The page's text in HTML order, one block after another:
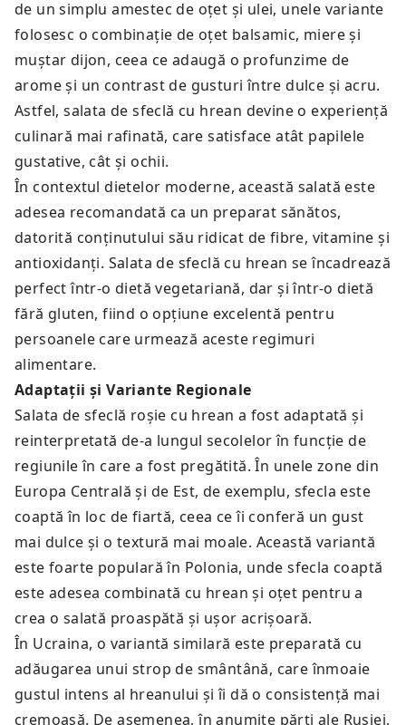
de un simplu amestec de oțet și ulei, unele variante
folosesc o combinație de oțet balsamic, miere și
muștar dijon, ceea ce adaugă o profunzime de
arome și un contrast de gusturi între dulce și acru.
Astfel, salata de sfeclă cu hrean devine o experiență
culinară mai rafinată, care satisface atât papilele
gustative, cât și ochii.
În contextul dietelor moderne, această salată este
adesea recomandată ca un preparat sănătos,
datorită conținutului său ridicat de fibre, vitamine și
antioxidanți. Salata de sfeclă cu hrean se încadrează
perfect într-o dietă vegetariană, dar și într-o dietă
fără gluten, fiind o opțiune excelentă pentru
persoanele care urmează aceste regimuri
alimentare.
Adaptații și Variante Regionale
Salata de sfeclă roșie cu hrean a fost adaptată și
reinterpretată de-a lungul secolelor în funcție de
regiunile în care a fost pregătită. În unele zone din
Europa Centrală și de Est, de exemplu, sfecla este
coaptă în loc de fiartă, ceea ce îi conferă un gust
mai dulce și o textură mai moale. Această variantă
este foarte populară în Polonia, unde sfecla coaptă
este adesea combinată cu hrean și oțet pentru a
crea o salată proaspătă și ușor acrișoară.
În Ucraina, o variantă similară este preparată cu
adăugarea unui strop de smântână, care înmoaie
gustul intens al hreanului și îi dă o consistență mai
cremoasă. De asemenea, în anumite părți ale Rusiei,